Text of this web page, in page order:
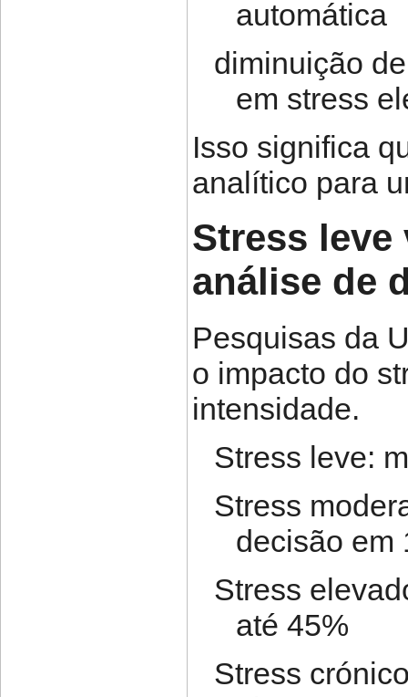
automática
diminuição
em stress
Isso significa
analítico para
Stress
análise de
Pesquisas da
o impacto do
intensidade.
Stress leve:
Stress
decisão em
Stress
até 45%
Stress